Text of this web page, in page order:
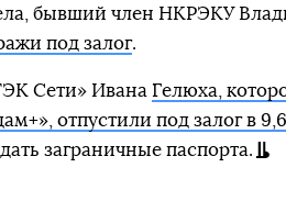
бывший член НКРЭКУ
под залог.
Сети» Ивана Гелюха,
отпустили под залог в
заграничные паспорта.